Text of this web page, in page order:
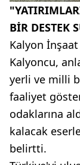
BİR DESTEK
Kalyon
Kalyoncu,
yerli ve milli
faaliyet
odaklarına
kalacak
belirtti.